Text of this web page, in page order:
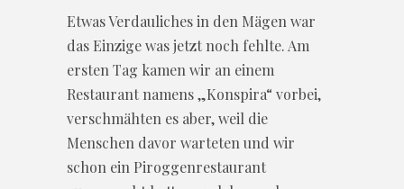
Etwas Verdauliches in den Mägen war
das Einzige was jetzt noch fehlte. Am
ersten Tag kamen wir an einem
Restaurant namens „Konspira“ vorbei,
verschmähten es aber, weil die
Menschen davor warteten und wir
schon ein Piroggenrestaurant